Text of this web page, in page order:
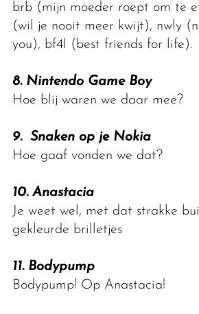
brb (mijn moeder roept om te
(wil je nooit meer kwijt), nwly
you), bf4l (best friends for life).
8. Nintendo Game Boy
Hoe blij waren we daar mee?
9. Snaken op je Nokia
Hoe gaaf vonden we dat?
10. Anastacia
Je weet wel, met dat strakke
gekleurde brilletjes
11. Bodypump
Bodypump! Op Anastacia!